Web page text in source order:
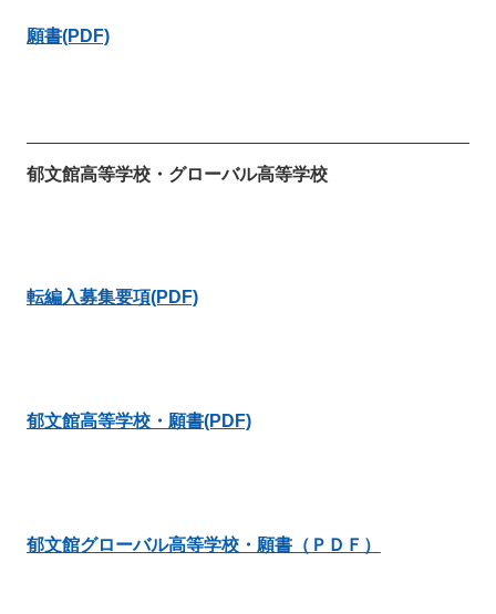
願書(PDF)
郁文館高等学校・グローバル高等学校
転編入募集要項(PDF)
郁文館高等学校・願書(PDF)
郁文館グローバル高等学校・願書（ＰＤＦ）